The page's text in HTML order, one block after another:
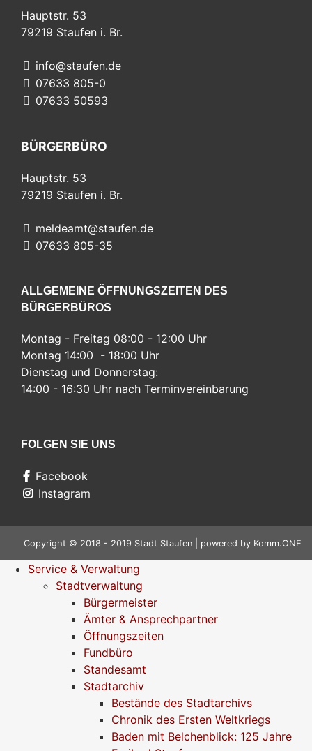
Hauptstr. 53
79219 Staufen i. Br.
info@staufen.de
07633 805-0
07633 50593
BÜRGERBÜRO
Hauptstr. 53
79219 Staufen i. Br.
meldeamt@staufen.de
07633 805-35
ALLGEMEINE ÖFFNUNGSZEITEN DES
BÜRGERBÜROS
Montag - Freitag 08:00 - 12:00 Uhr
Montag 14:00 - 18:00 Uhr
Dienstag und Donnerstag:
14:00 - 16:30 Uhr nach Terminvereinbarung
FOLGEN SIE UNS
Facebook
Instagram
Copyright © 2018 - 2019 Stadt Staufen | powered by Komm.ONE
Service & Verwaltung
Stadtverwaltung
Bürgermeister
Ämter & Ansprechpartner
Öffnungszeiten
Fundbüro
Standesamt
Stadtarchiv
Bestände des Stadtarchivs
Chronik des Ersten Weltkriegs
Baden mit Belchenblick: 125 Jahre